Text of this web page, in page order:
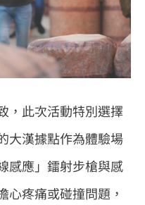
，此次活動特別選擇
大漢據點作為體驗場
感應」鐳射步槍與感
心疼痛或碰撞問題，